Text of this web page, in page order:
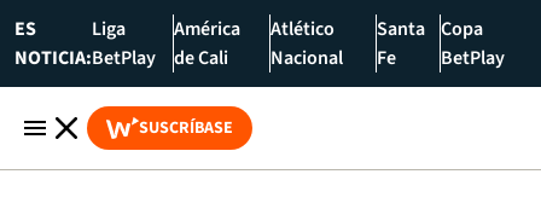
ES
NOTICIA:
Liga
BetPlay
América
de Cali
Atlético
Nacional
Santa
Fe
Copa
BetPlay
SUSCRÍBASE